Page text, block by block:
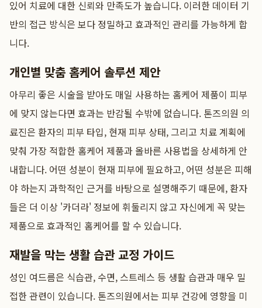
있어 치료에 대한 신뢰와 만족도가 높습니다. 이러한 데이터 기
반의 접근 방식은 보다 정밀하고 효과적인 관리를 가능하게 합
니다.
개인별 맞춤 홈케어 솔루션 제안
아무리 좋은 시술을 받아도 매일 사용하는 홈케어 제품이 피부
에 맞지 않는다면 효과는 반감될 수밖에 없습니다. 톤즈의원 의
료진은 환자의 피부 타입, 현재 피부 상태, 그리고 치료 계획에
맞춰 가장 적합한 홈케어 제품과 올바른 사용법을 상세하게 안
내합니다. 어떤 성분이 현재 피부에 필요하고, 어떤 성분은 피해
야 하는지 과학적인 근거를 바탕으로 설명해주기 때문에, 환자
들은 더 이상 '카더라' 정보에 휘둘리지 않고 자신에게 꼭 맞는
제품으로 효과적인 홈케어를 할 수 있습니다.
재발을 막는 생활 습관 교정 가이드
성인 여드름은 식습관, 수면, 스트레스 등 생활 습관과 매우 밀
접한 관련이 있습니다. 톤즈의원에서는 피부 건강에 영향을 미